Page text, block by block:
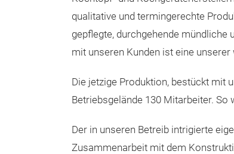
qualitative und termingerechte
gepflegte, durchgehende
mit unseren Kunden ist eine
Die jetzige Produktion, bestückt mit
Betriebsgelände 130 Mitarbeiter.
Der in unseren Betreib intrigierte
Zusammenarbeit mit dem